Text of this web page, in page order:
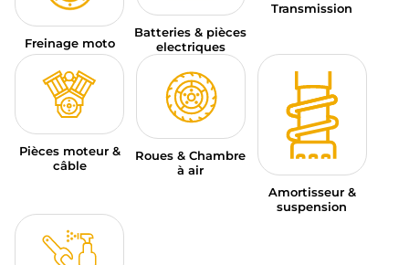
MARQUES
CONSEILS
NOUS CONTACTER
Freinage moto
Batteries & pièces
electriques
Transmission
Pièces moteur &
câble
Roues & Chambre
à air
Amortisseur &
suspension